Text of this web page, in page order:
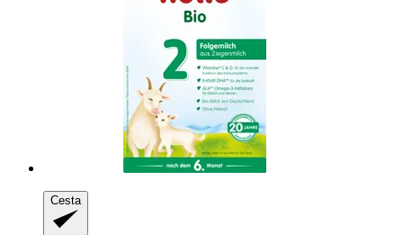
Cesta